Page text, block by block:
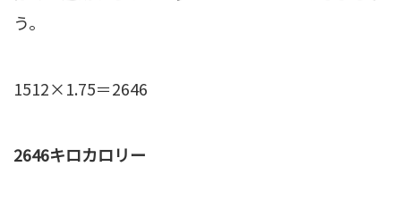
う。
1512×1.75＝2646
2646キロカロリー